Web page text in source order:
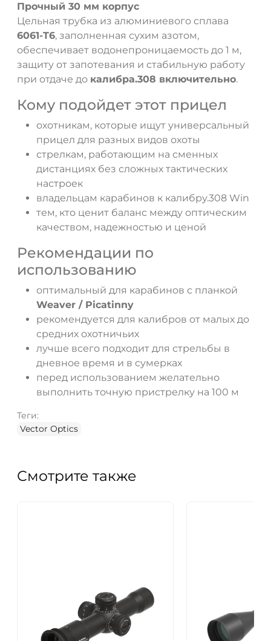
Прочный 30 мм корпус
Цельная трубка из алюминиевого сплава
6061-T6, заполненная сухим азотом,
обеспечивает водонепроницаемость до 1 м,
защиту от запотевания и стабильную работу
при отдаче до калибра.308 включительно.
Кому подойдет этот прицел
охотникам, которые ищут универсальный
прицел для разных видов охоты
стрелкам, работающим на сменных
дистанциях без сложных тактических
настроек
владельцам карабинов к калибру.308 Win
тем, кто ценит баланс между оптическим
качеством, надежностью и ценой
Рекомендации по
использованию
оптимальный для карабинов с планкой
Weaver / Picatinny
рекомендуется для калибров от малых до
средних охотничьих
лучше всего подходит для стрельбы в
дневное время и в сумерках
перед использованием желательно
выполнить точную пристрелку на 100 м
Теги:
Vector Optics
Смотрите также